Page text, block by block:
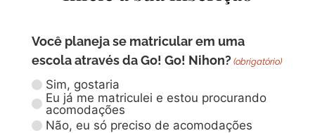
Você planeja se matricular em uma
escola através da Go! Go! Nihon? (obrigatório)
Sim, gostaria
Eu já me matriculei e estou procurando
acomodações
Não, eu só preciso de acomodações